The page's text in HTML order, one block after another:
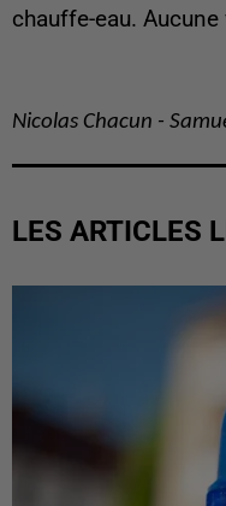
chauffe-eau.
Nicolas Chacun -
LES ARTICLES